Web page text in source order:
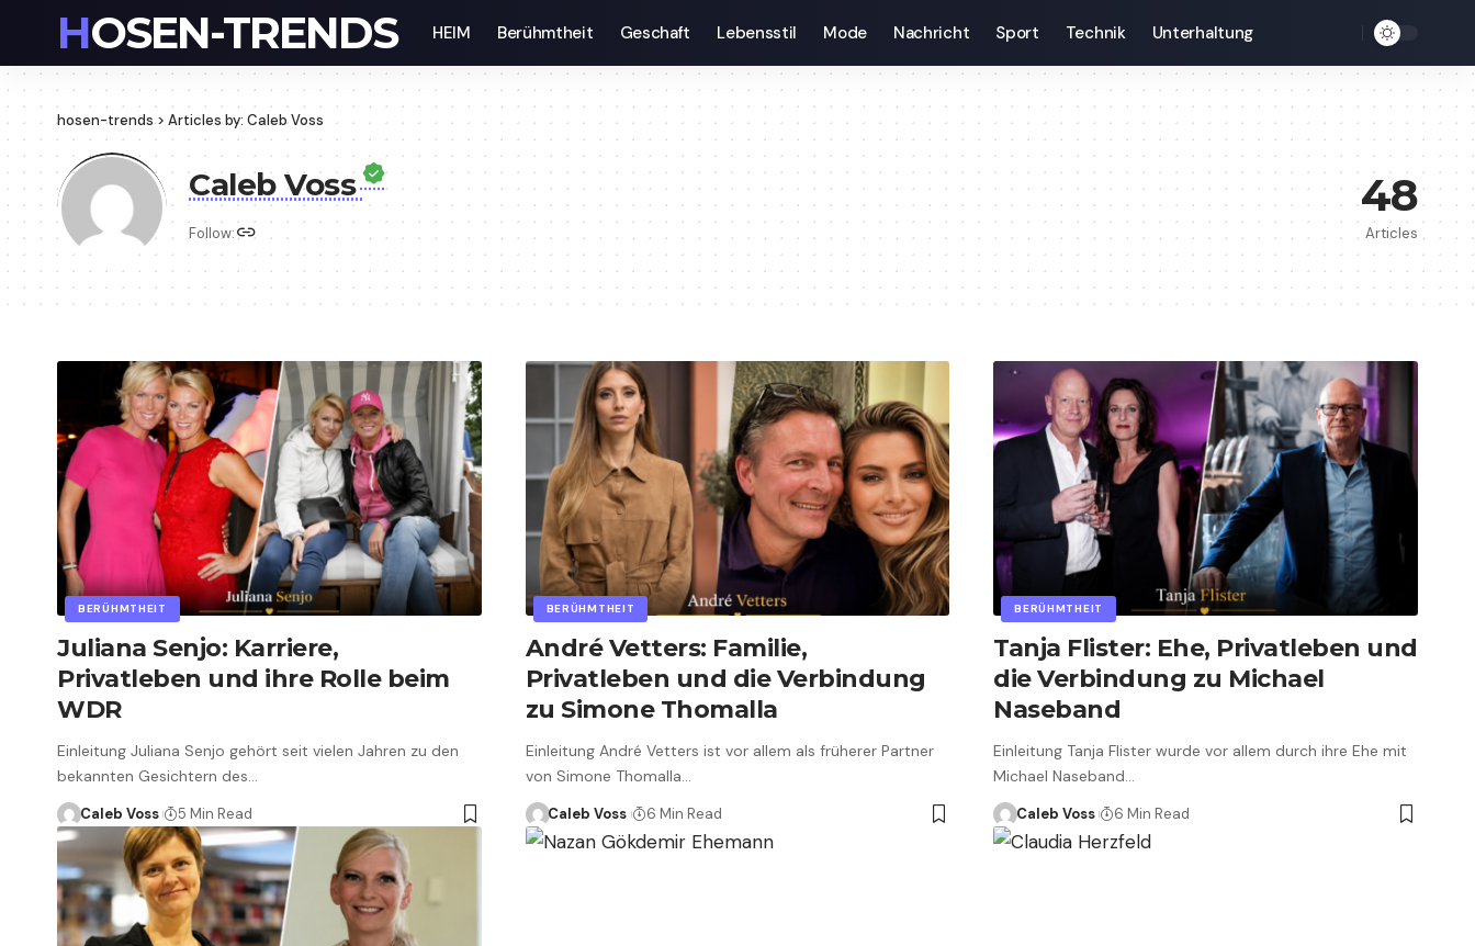
HOSEN-TRENDS HEIM Berühmtheit Geschaft Lebensstil Mode Nachricht Sport Technik Unterhaltung
hosen-trends> Articles by: Caleb Voss
Caleb Voss
Follow:
48
Articles
BERÜHMTHEIT
Juliana Senjo: Karriere,
Privatleben und ihre Rolle beim
WDR
Einleitung Juliana Senjo gehört seit vielen Jahren zu den
bekannten Gesichtern des…
Caleb Voss 5 Min Read
BERÜHMTHEIT
André Vetters: Familie,
Privatleben und die Verbindung
zu Simone Thomalla
Einleitung André Vetters ist vor allem als früherer Partner
von Simone Thomalla…
Caleb Voss 6 Min Read
BERÜHMTHEIT
Tanja Flister: Ehe, Privatleben und
die Verbindung zu Michael
Naseband
Einleitung Tanja Flister wurde vor allem durch ihre Ehe mit
Michael Naseband…
Caleb Voss 6 Min Read